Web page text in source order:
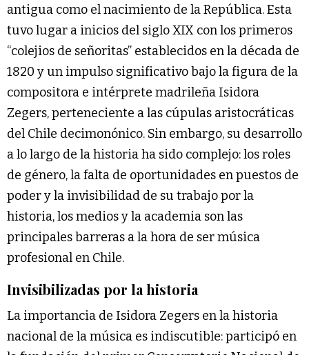
antigua como el nacimiento de la República. Esta
tuvo lugar a inicios del siglo XIX con los primeros
“colejios de señoritas” establecidos en la década de
1820 y un impulso significativo bajo la figura de la
compositora e intérprete madrileña Isidora
Zegers, perteneciente a las cúpulas aristocráticas
del Chile decimonónico. Sin embargo, su desarrollo
a lo largo de la historia ha sido complejo: los roles
de género, la falta de oportunidades en puestos de
poder y la invisibilidad de su trabajo por la
historia, los medios y la academia son las
principales barreras a la hora de ser música
profesional en Chile.
Invisibilizadas por la historia
La importancia de Isidora Zegers en la historia
nacional de la música es indiscutible: participó en